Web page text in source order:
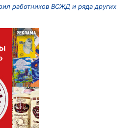
работников ВСЖД и ряда других